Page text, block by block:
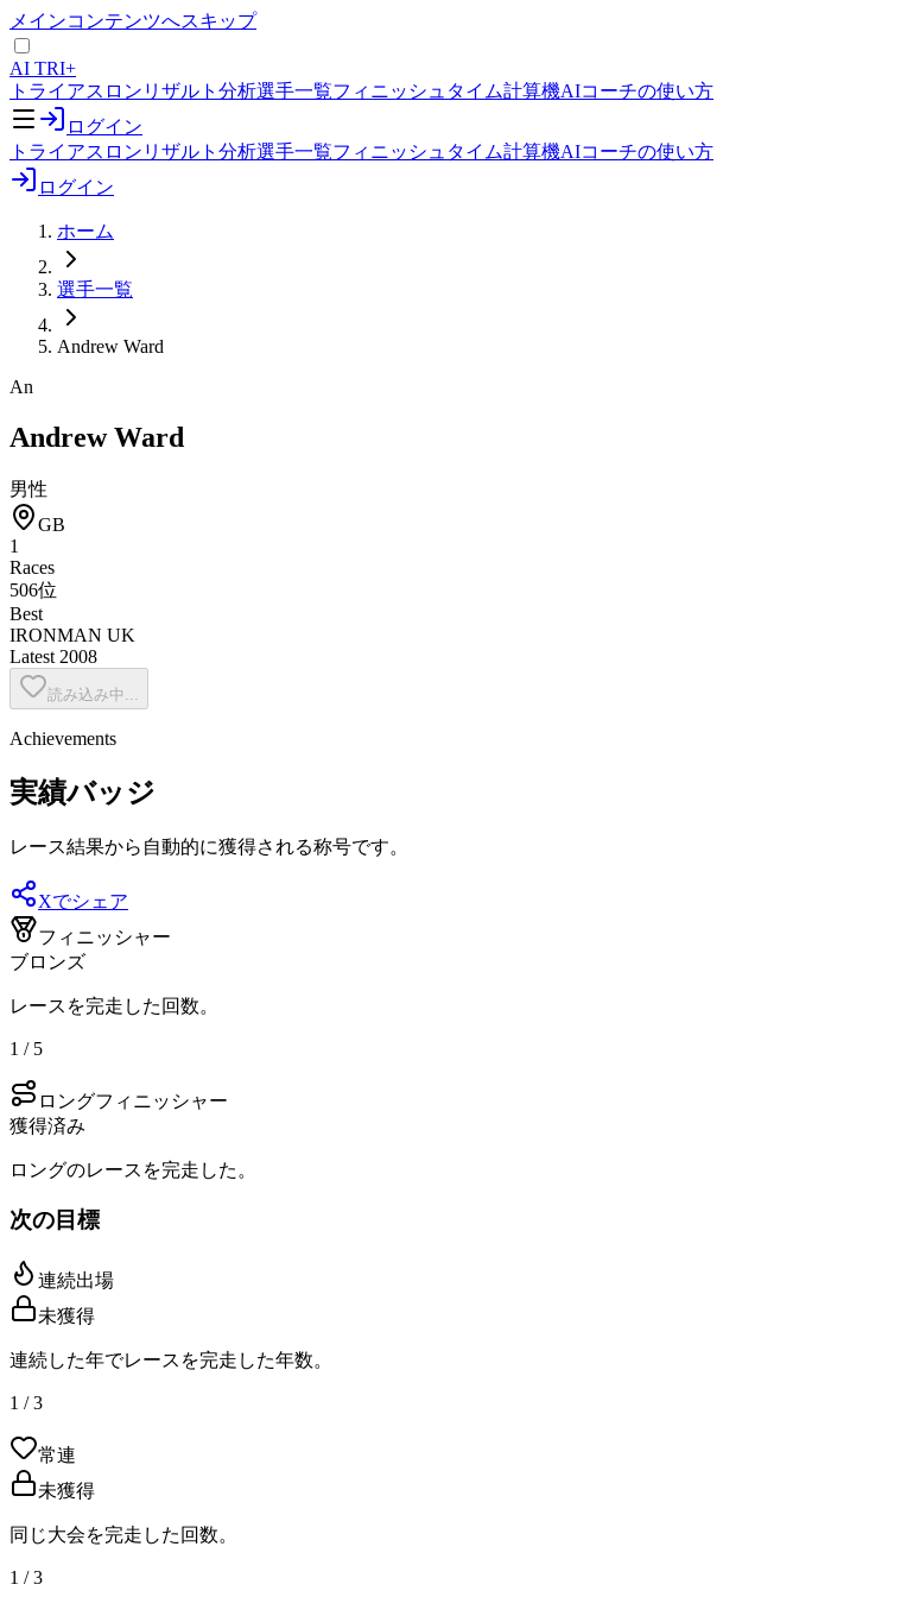
メインコンテンツへスキップ
AI TRI+
トライアスロンリザルト分析選手一覧フィニッシュタイム計算機AIコーチの使い方
ログイン
トライアスロンリザルト分析選手一覧フィニッシュタイム計算機AIコーチの使い方
ログイン
ホーム
選手一覧
Andrew Ward
An
Andrew Ward
男性
GB
1
Races
506位
Best
IRONMAN UK
Latest 2008
読み込み中...
Achievements
実績バッジ
レース結果から自動的に獲得される称号です。
Xでシェア
フィニッシャー
ブロンズ
レースを完走した回数。
1 / 5
ロングフィニッシャー
獲得済み
ロングのレースを完走した。
次の目標
連続出場
未獲得
連続した年でレースを完走した年数。
1 / 3
常連
未獲得
同じ大会を完走した回数。
1 / 3